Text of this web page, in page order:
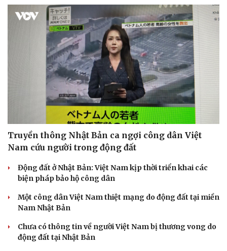
Văn hóa
Truyền thông Nhật Bản ca ngợi công dân Việt
Nam cứu người trong động đất
Động đất ở Nhật Bản: Việt Nam kịp thời triển khai các
biện pháp bảo hộ công dân
Một công dân Việt Nam thiệt mạng do động đất tại miền
Nam Nhật Bản
Chưa có thông tin về người Việt Nam bị thương vong do
động đất tại Nhật Bản